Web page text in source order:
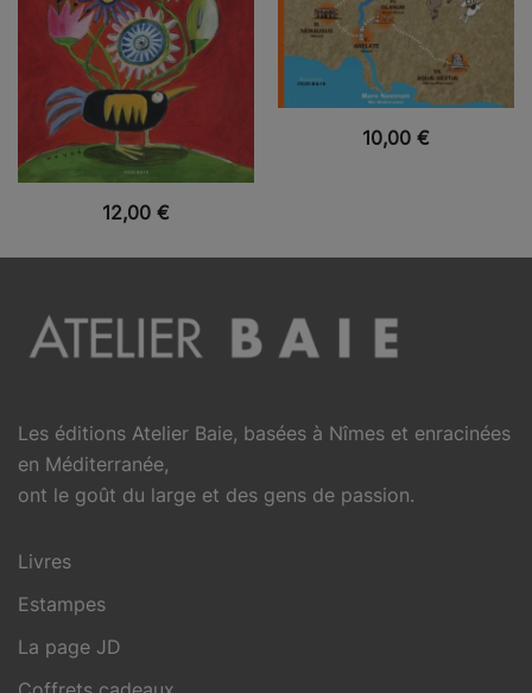
VUE RAPIDE
12,00 €
VUE RAPIDE
10,00 €
Les éditions Atelier Baie, basées à Nîmes et enracinées
en Méditerranée,
ont le goût du large et des gens de passion.
Livres
Estampes
La page JD